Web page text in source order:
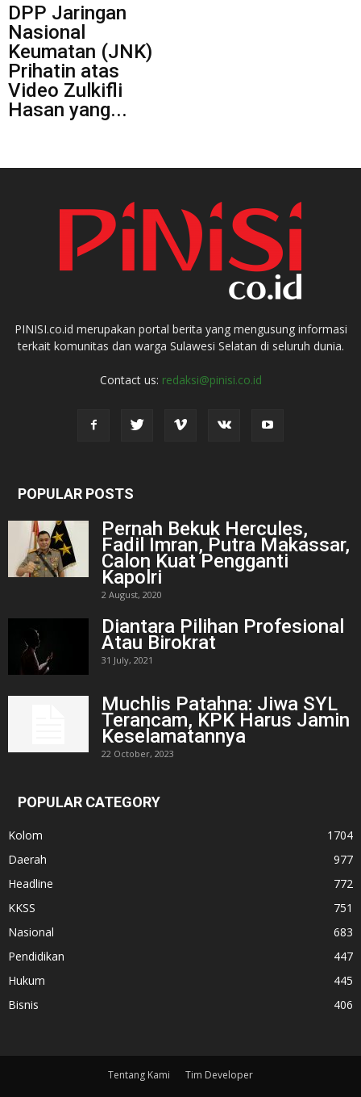
DPP Jaringan
Nasional
Keumatan (JNK)
Prihatin atas
Video Zulkifli
Hasan yang...
PINISI.co.id merupakan portal berita yang mengusung informasi
terkait komunitas dan warga Sulawesi Selatan di seluruh dunia.
Contact us: redaksi@pinisi.co.id
POPULAR POSTS
Pernah Bekuk Hercules,
Fadil Imran, Putra Makassar,
Calon Kuat Pengganti
Kapolri
2 August, 2020
Diantara Pilihan Profesional
Atau Birokrat
31 July, 2021
Muchlis Patahna: Jiwa SYL
Terancam, KPK Harus Jamin
Keselamatannya
22 October, 2023
POPULAR CATEGORY
Kolom
1704
Daerah
977
Headline
772
KKSS
751
Nasional
683
Pendidikan
447
Hukum
445
Bisnis
406
Tentang Kami Tim Developer